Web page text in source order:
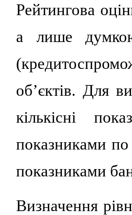
Рейтингова
а лише думкою
об’єктів. Для
кількісні
показниками по
показниками
Визначення